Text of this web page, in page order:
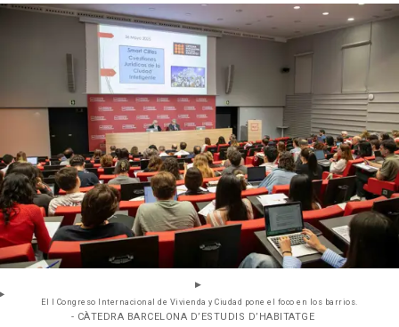
El I Congreso Internacional de Vivienda y Ciudad pone el foco en los barrios.
- CÀTEDRA BARCELONA D’ESTUDIS D’HABITATGE